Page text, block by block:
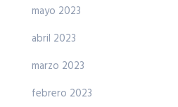
mayo 2023
abril 2023
marzo 2023
febrero 2023